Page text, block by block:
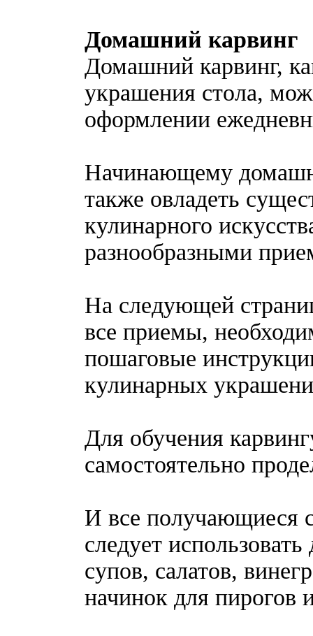
Домашний карвинг
Домашний карвинг,
украшения стола,
оформлении
Начинающему
также овладеть
кулинарного
разнообразными
На следующей
все приемы,
пошаговые
кулинарных
Для обучения
самостоятельно
И все получающиеся
следует
супов, салатов,
начинок для пирогов